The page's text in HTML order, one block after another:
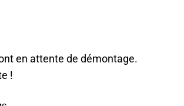
en attente de démontage.
!